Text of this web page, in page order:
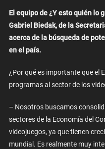
El equipo de ¿Y esto quién lo
Gabriel Biedak, de la
acerca de la búsqueda de
en el país.
¿Por qué es importante que el
programas al sector de los
– Nosotros buscamos
sectores de la Economía del
videojuegos, ya que tienen
mundial. Es realmente muy